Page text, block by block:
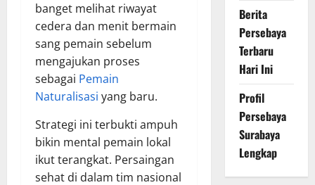
banget melihat riwayat
cedera dan menit bermain
sang pemain sebelum
mengajukan proses
sebagai Pemain
Naturalisasi yang baru.
Strategi ini terbukti ampuh
bikin mental pemain lokal
ikut terangkat. Persaingan
sehat di dalam tim nasional
Berita
Persebaya
Terbaru
Hari Ini
Profil
Persebaya
Surabaya
Lengkap